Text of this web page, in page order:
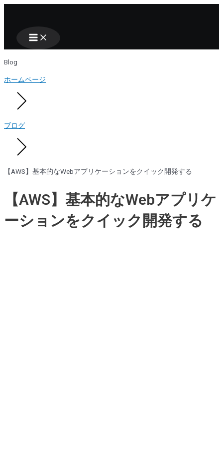
Nhảy
Main
Blog
ホームページ
ブログ
【AWS】基本的なWebアプリケーションをクイック開発する
【AWS】基本的なWebアプリケ
ーションをクイック開発する